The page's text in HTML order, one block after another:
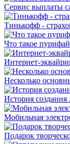
Сервис выплаты
Тинькофф -
Что такое
Интернет-
Несколько
История создания
Мобильная
Подарок